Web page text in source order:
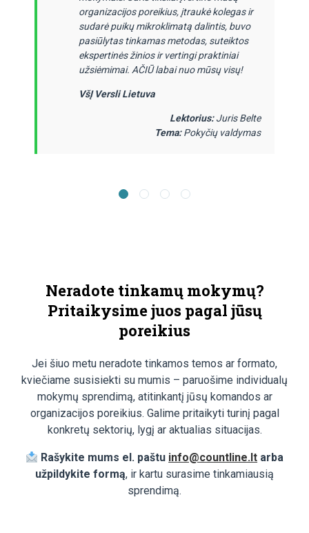
organizacijos poreikius, įtraukė kolegas ir
sudarė puikų mikroklimatą dalintis, buvo
pasiūlytas tinkamas metodas, suteiktos
ekspertinės žinios ir vertingi praktiniai
užsiėmimai. AČIŪ labai nuo mūsų visų!
VšĮ Versli Lietuva
Lektorius:Juris Belte
Tema:Pokyčių valdymas
Neradote tinkamų mokymų?
Pritaikysime juos pagal jūsų
poreikius
Jei šiuo metu neradote tinkamos temos ar formato,
kviečiame susisiekti su mumis – paruošime individualų
mokymų sprendimą, atitinkantį jūsų komandos ar
organizacijos poreikius. Galime pritaikyti turinį pagal
konkretų sektorių, lygį ar aktualias situacijas.
Rašykite mums el. paštu info@countline.lt arba
užpildykite formą, ir kartu surasime tinkamiausią
sprendimą.